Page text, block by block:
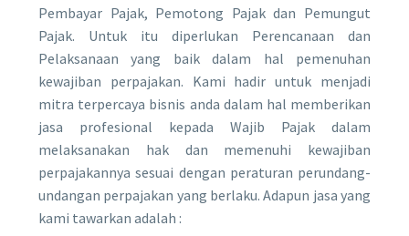
Pembayar Pajak, Pemotong Pajak dan Pemungut
Pajak. Untuk itu diperlukan Perencanaan dan
Pelaksanaan yang baik dalam hal pemenuhan
kewajiban perpajakan. Kami hadir untuk menjadi
mitra terpercaya bisnis anda dalam hal memberikan
jasa profesional kepada Wajib Pajak dalam
melaksanakan hak dan memenuhi kewajiban
perpajakannya sesuai dengan peraturan perundang-
undangan perpajakan yang berlaku. Adapun jasa yang
kami tawarkan adalah :